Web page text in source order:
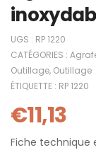
UGS : RP 1220
CATÉGORIES :
Outillage, Outillage
ÉTIQUETTE : RP 1220
€11,13
Fiche technique